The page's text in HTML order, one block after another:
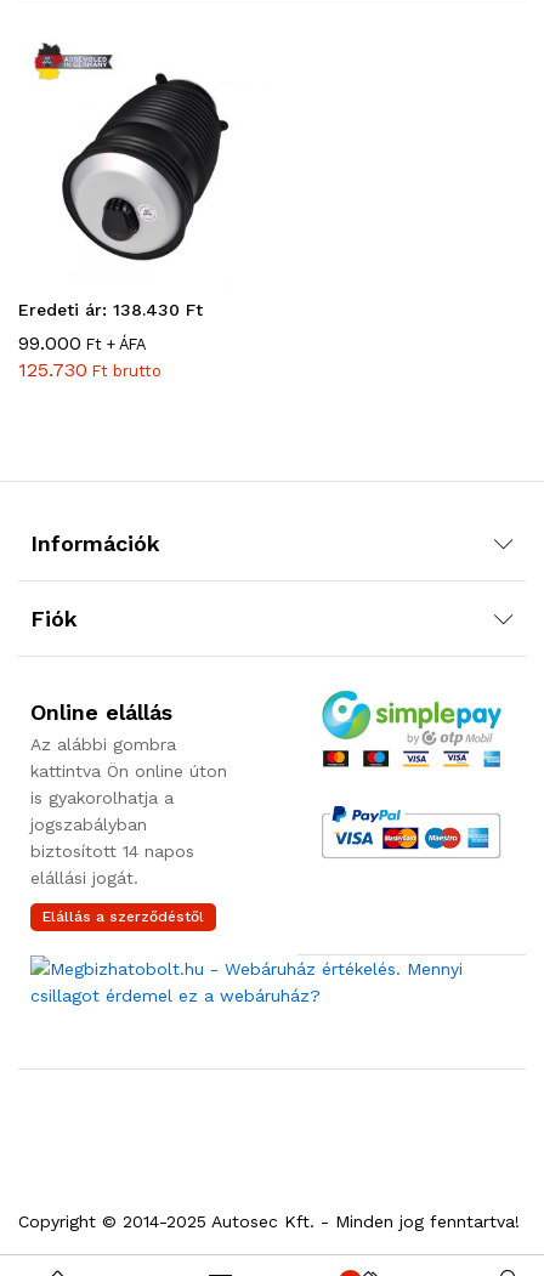
Eredeti ár: 138.430 Ft
99.000 Ft + ÁFA
125.730 Ft brutto
Információk
Fiók
Online elállás
Az alábbi gombra
kattintva Ön online úton
is gyakorolhatja a
jogszabályban
biztosított 14 napos
elállási jogát.
Elállás a szerződéstől
Copyright © 2014-2025 Autosec Kft. - Minden jog fenntartva!